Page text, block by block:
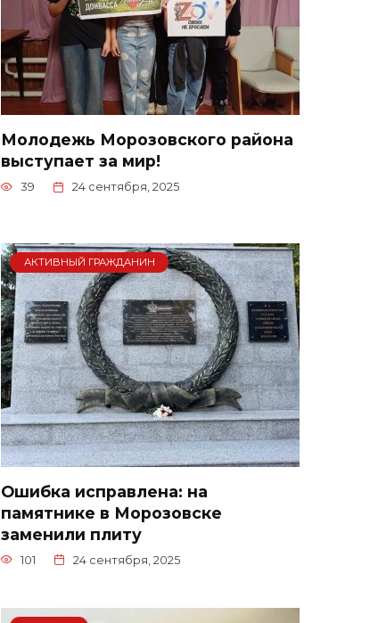
Молодежь Морозовского района
выступает за мир!
39 24 сентября, 2025
АКТИВНЫЙ ГРАЖДАНИН
Ошибка исправлена: на
памятнике в Морозовске
заменили плиту
101 24 сентября, 2025